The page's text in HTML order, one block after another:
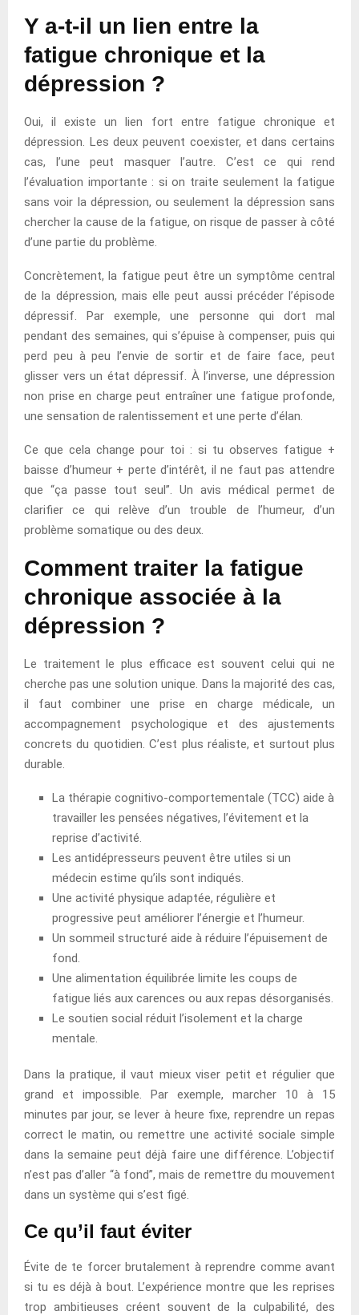
Y a-t-il un lien entre la
fatigue chronique et la
dépression ?
Oui, il existe un lien fort entre fatigue chronique et
dépression. Les deux peuvent coexister, et dans certains
cas, l’une peut masquer l’autre. C’est ce qui rend
l’évaluation importante : si on traite seulement la fatigue
sans voir la dépression, ou seulement la dépression sans
chercher la cause de la fatigue, on risque de passer à côté
d’une partie du problème.
Concrètement, la fatigue peut être un symptôme central
de la dépression, mais elle peut aussi précéder l’épisode
dépressif. Par exemple, une personne qui dort mal
pendant des semaines, qui s’épuise à compenser, puis qui
perd peu à peu l’envie de sortir et de faire face, peut
glisser vers un état dépressif. À l’inverse, une dépression
non prise en charge peut entraîner une fatigue profonde,
une sensation de ralentissement et une perte d’élan.
Ce que cela change pour toi : si tu observes fatigue +
baisse d’humeur + perte d’intérêt, il ne faut pas attendre
que “ça passe tout seul”. Un avis médical permet de
clarifier ce qui relève d’un trouble de l’humeur, d’un
problème somatique ou des deux.
Comment traiter la fatigue
chronique associée à la
dépression ?
Le traitement le plus efficace est souvent celui qui ne
cherche pas une solution unique. Dans la majorité des cas,
il faut combiner une prise en charge médicale, un
accompagnement psychologique et des ajustements
concrets du quotidien. C’est plus réaliste, et surtout plus
durable.
La thérapie cognitivo-comportementale (TCC) aide à
travailler les pensées négatives, l’évitement et la
reprise d’activité.
Les antidépresseurs peuvent être utiles si un
médecin estime qu’ils sont indiqués.
Une activité physique adaptée, régulière et
progressive peut améliorer l’énergie et l’humeur.
Un sommeil structuré aide à réduire l’épuisement de
fond.
Une alimentation équilibrée limite les coups de
fatigue liés aux carences ou aux repas désorganisés.
Le soutien social réduit l’isolement et la charge
mentale.
Dans la pratique, il vaut mieux viser petit et régulier que
grand et impossible. Par exemple, marcher 10 à 15
minutes par jour, se lever à heure fixe, reprendre un repas
correct le matin, ou remettre une activité sociale simple
dans la semaine peut déjà faire une différence. L’objectif
n’est pas d’aller “à fond”, mais de remettre du mouvement
dans un système qui s’est figé.
Ce qu’il faut éviter
Évite de te forcer brutalement à reprendre comme avant
si tu es déjà à bout. L’expérience montre que les reprises
trop ambitieuses créent souvent de la culpabilité, des